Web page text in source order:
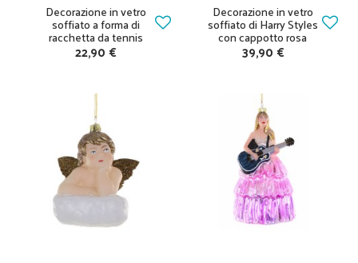
Decorazione in vetro
soffiato a forma di
racchetta da tennis
22,90 €
Decorazione in vetro
soffiato di Harry Styles
con cappotto rosa
39,90 €